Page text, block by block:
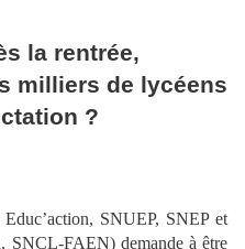
la rentrée,
milliers de lycéens
?
SNUEP, SNEP et
SNCL-FAEN) demande à être